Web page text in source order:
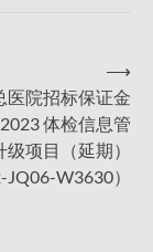
医院招标保证金
体检信息管
项目（延期）
JQ06-W3630）
⟶